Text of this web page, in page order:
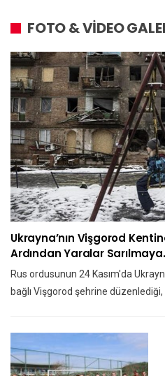
FOTO & VİDEO
Ukrayna’nın Vişgorod
Ardından Yaralar
Rus ordusunun 24 Kasım'da
bağlı Vişgorod şehrine düzenlediği,